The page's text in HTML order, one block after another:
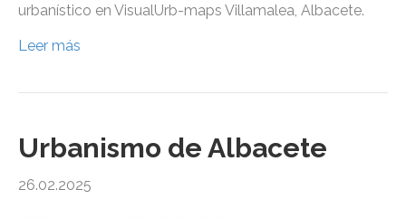
urbanístico en VisualUrb-maps Villamalea, Albacete.
Leer más
Urbanismo de Albacete
26.02.2025